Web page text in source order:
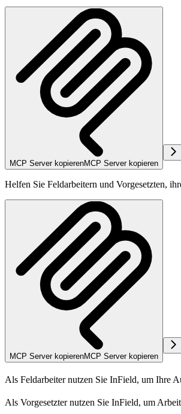
MCP Server kopierenMCP Server kopieren
Helfen Sie Feldarbeitern und Vorgesetzten,
MCP Server kopierenMCP Server kopieren
Als Feldarbeiternutzen Sie InField, um Ihre
Als Vorgesetzternutzen Sie InField, um